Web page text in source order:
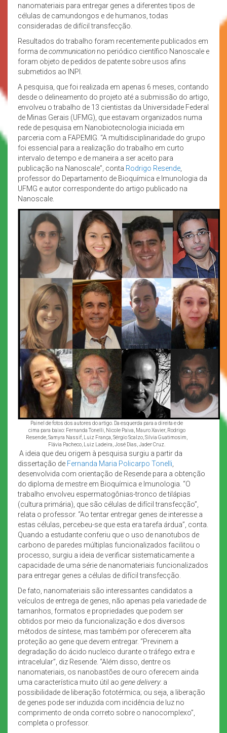
nanomateriais para entregar genes a diferentes tipos de
células de camundongos e de humanos, todas
consideradas de difícil transfecção.
Resultados do trabalho foram recentemente publicados em
forma decommunication no periódico científico Nanoscale e
foram objeto de pedidos de patente sobre usos afins
submetidos ao INPI.
A pesquisa, que foi realizada em apenas 6 meses, contando
desde o delineamento do projeto até a submissão do artigo,
envolveu o trabalho de 13 cientistas da Universidade Federal
de Minas Gerais (UFMG), que estavam organizados numa
rede de pesquisa em Nanobiotecnologia iniciada em
parceria com a FAPEMIG. “A multidisciplinaridade do grupo
foi essencial para a realização do trabalho em curto
intervalo de tempo e de maneira a ser aceito para
publicação na Nanoscale”, conta Rodrigo Resende
professor do Departamento de Bioquímica e Imunologia da
UFMG e autor correspondente do artigo publicado na
Nanoscale.
Painel de fotos dos autores do artigo. Da esquerda para a direita e de
cima para baixo: Fernanda Tonelli, Nicole Paiva, Mauro Xavier, Rodrigo
Resende, Samyra Nassif, Luiz França, Sérgio Scalzo, Silvia Guatimosim,
Flávia Pacheco, Luiz Ladeira, José Dias, Jader Cruz.
A ideia que deu origem à pesquisa surgiu a partir da
dissertação de Fernanda Maria Policarpo Tonelli
desenvolvida com orientação de Resende para a obtenção
do diploma de mestre em Bioquímica e Imunologia. “O
trabalho envolveu espermatogônias-tronco de tilápias
(cultura primária), que são células de difícil transfecção”,
relata o professor. “Ao tentar entregar genes de interesse a
estas células, percebeu-se que esta era tarefa árdua”, conta.
Quando a estudante conferiu que o uso de nanotubos de
carbono de paredes múltiplas funcionalizados facilitou o
processo, surgiu a ideia de verificar sistematicamente a
capacidade de uma série de nanomateriais funcionalizados
para entregar genes a células de difícil transfecção.
De fato, nanomateriais são interessantes candidatos a
veículos de entrega de genes, não apenas pela variedade de
tamanhos, formatos e propriedades que podem ser
obtidos por meio da funcionalização e dos diversos
métodos de síntese, mas também por oferecerem alta
proteção ao gene que devem entregar. “Previnem a
degradação do ácido nucleico durante o tráfego extra e
intracelular”, diz Resende. “Além disso, dentre os
nanomateriais, os nanobastões de ouro oferecem ainda
uma característica muito útil ao gene delivery: a
possibilidade de liberação fototérmica; ou seja, a liberação
de genes pode ser induzida com incidência de luz no
comprimento de onda correto sobre o nanocomplexo”,
completa o professor.